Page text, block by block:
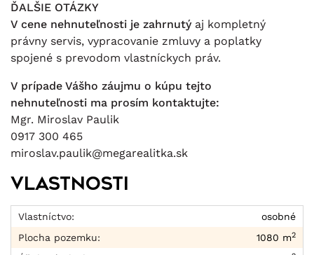
ĎALŠIE OTÁZKY
V cene nehnuteľnosti je zahrnutýaj kompletný
právny servis, vypracovanie zmluvy a poplatky
spojené s prevodom vlastníckych práv.
V prípade Vášho záujmu o kúpu tejto
nehnuteľnosti ma prosím kontaktujte:
Mgr. Miroslav Paulik
0917 300 465
miroslav.paulik@megarealitka.sk
Vlastnosti
Vlastníctvo:
osobné
Plocha pozemku:
1080 m2